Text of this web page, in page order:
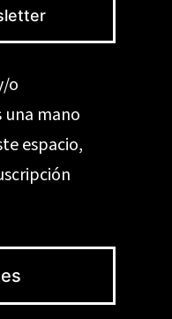
o
mano
espacio,